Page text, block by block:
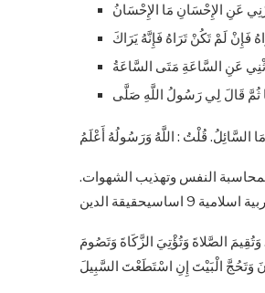
لمحاسبة النفس وتهذيب الشهوات.
الصَّلاةَ وَتُؤْتِيَ الزَّكَاةَ وَتَصُومَ